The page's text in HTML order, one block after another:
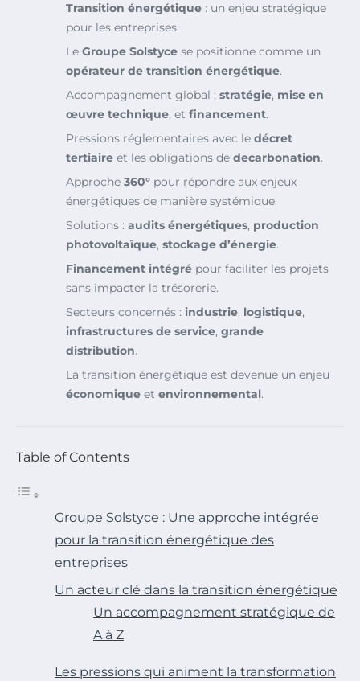
Transition énergétique : un enjeu stratégique
pour les entreprises.
Le Groupe Solstyce se positionne comme un
opérateur de transition énergétique.
Accompagnement global : stratégie, mise en
œuvre technique, et financement.
Pressions réglementaires avec le décret
tertiaire et les obligations de decarbonation.
Approche 360° pour répondre aux enjeux
énergétiques de manière systémique.
Solutions : audits énergétiques, production
photovoltaïque, stockage d’énergie.
Financement intégré pour faciliter les projets
sans impacter la trésorerie.
Secteurs concernés : industrie, logistique,
infrastructures de service, grande
distribution.
La transition énergétique est devenue un enjeu
économique et environnemental.
Table of Contents
Groupe Solstyce : Une approche intégrée
pour la transition énergétique des
entreprises
Un acteur clé dans la transition énergétique
Un accompagnement stratégique de
A à Z
Les pressions qui animent la transformation